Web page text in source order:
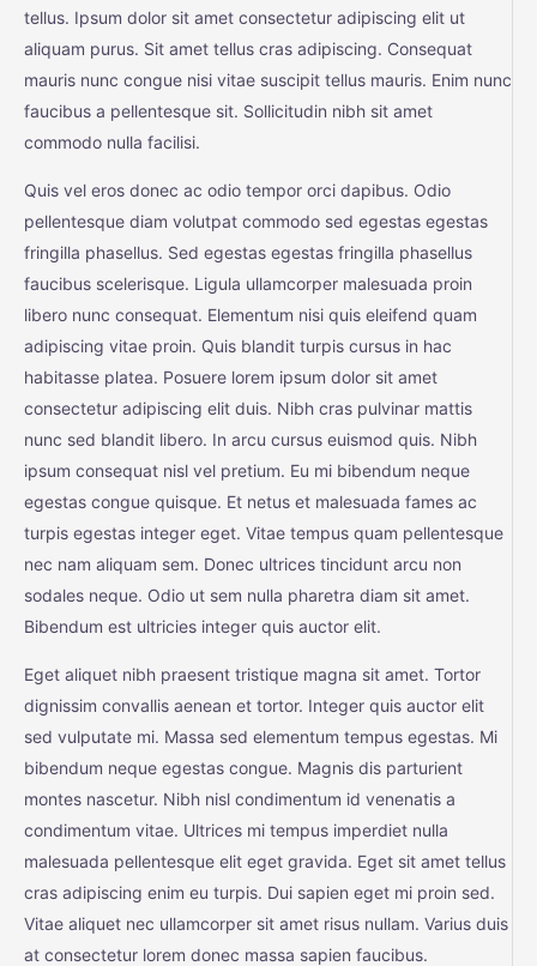
tellus. Ipsum dolor sit amet consectetur adipiscing elit ut
aliquam purus. Sit amet tellus cras adipiscing. Consequat
mauris nunc congue nisi vitae suscipit tellus mauris. Enim nunc
faucibus a pellentesque sit. Sollicitudin nibh sit amet
commodo nulla facilisi.
Quis vel eros donec ac odio tempor orci dapibus. Odio
pellentesque diam volutpat commodo sed egestas egestas
fringilla phasellus. Sed egestas egestas fringilla phasellus
faucibus scelerisque. Ligula ullamcorper malesuada proin
libero nunc consequat. Elementum nisi quis eleifend quam
adipiscing vitae proin. Quis blandit turpis cursus in hac
habitasse platea. Posuere lorem ipsum dolor sit amet
consectetur adipiscing elit duis. Nibh cras pulvinar mattis
nunc sed blandit libero. In arcu cursus euismod quis. Nibh
ipsum consequat nisl vel pretium. Eu mi bibendum neque
egestas congue quisque. Et netus et malesuada fames ac
turpis egestas integer eget. Vitae tempus quam pellentesque
nec nam aliquam sem. Donec ultrices tincidunt arcu non
sodales neque. Odio ut sem nulla pharetra diam sit amet.
Bibendum est ultricies integer quis auctor elit.
Eget aliquet nibh praesent tristique magna sit amet. Tortor
dignissim convallis aenean et tortor. Integer quis auctor elit
sed vulputate mi. Massa sed elementum tempus egestas. Mi
bibendum neque egestas congue. Magnis dis parturient
montes nascetur. Nibh nisl condimentum id venenatis a
condimentum vitae. Ultrices mi tempus imperdiet nulla
malesuada pellentesque elit eget gravida. Eget sit amet tellus
cras adipiscing enim eu turpis. Dui sapien eget mi proin sed.
Vitae aliquet nec ullamcorper sit amet risus nullam. Varius duis
at consectetur lorem donec massa sapien faucibus.